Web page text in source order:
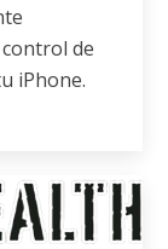
de
iPhone.